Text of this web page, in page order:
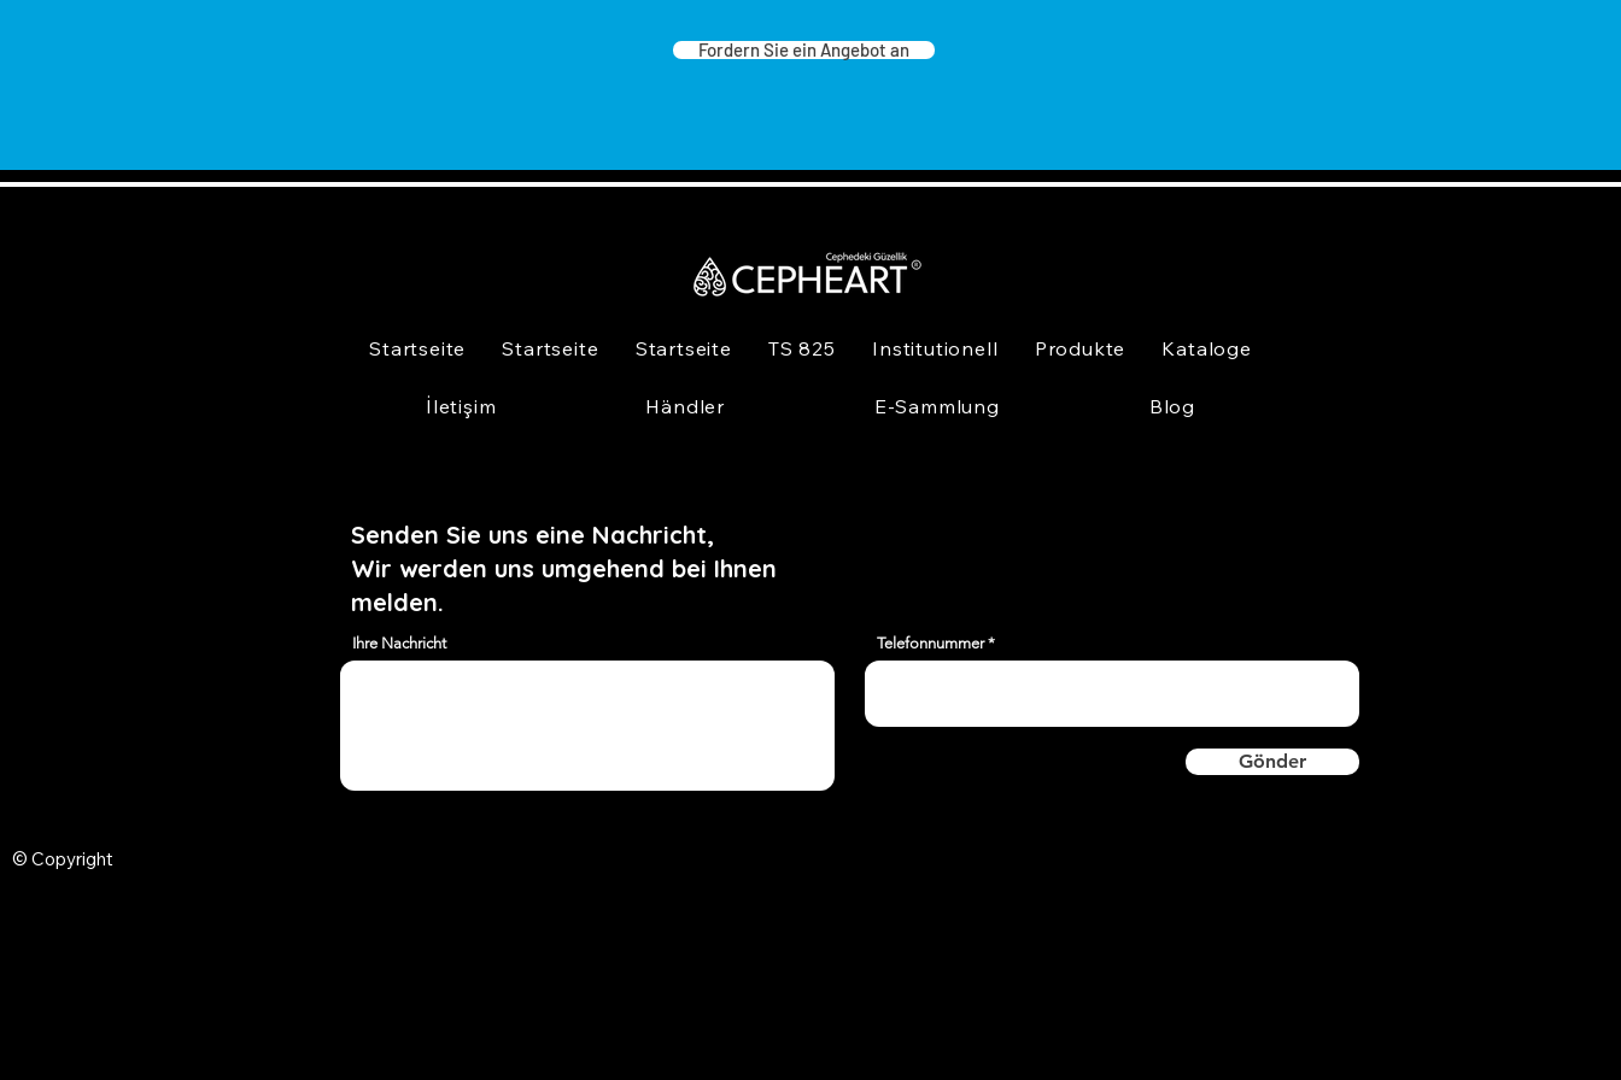
Fordern Sie ein Angebot an
Startseite Startseite Startseite TS 825 Institutionell Produkte Kataloge
İletişim Händler E-Sammlung Blog
Senden Sie uns eine Nachricht,
Wir werden uns umgehend bei Ihnen
melden.
Ihre Nachricht Telefonnummer
Gönder
© Copyright